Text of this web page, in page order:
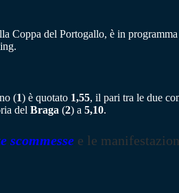
Coppa del Portogallo, è in
(1) è quotato 1,55, il pari tra le due
del Braga (2) a 5,10.
scommesse e le